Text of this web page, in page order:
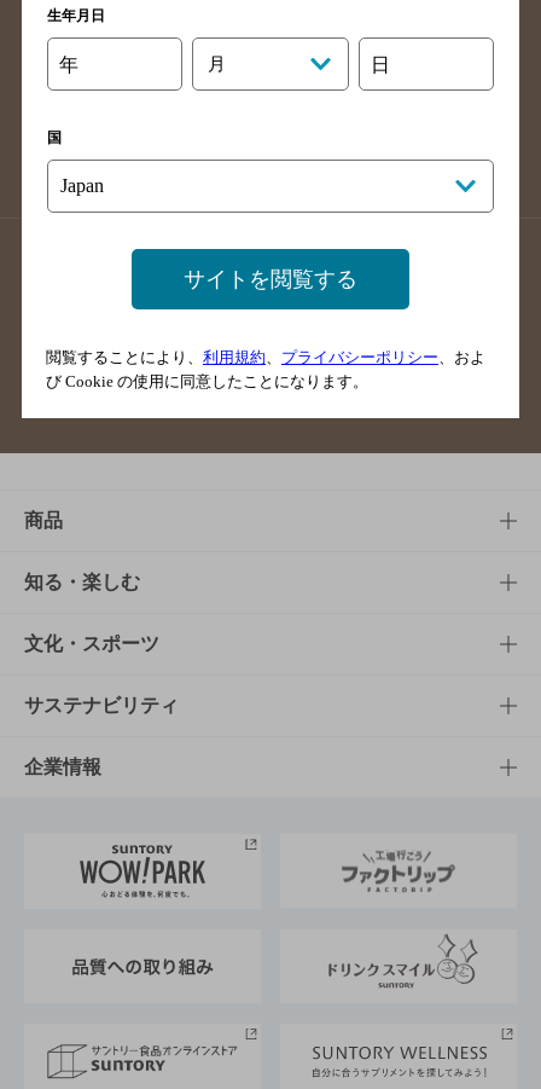
高知県のバー検索
長崎県のバー検索
佐賀県のバー検索
大分県のバー検索
熊本県のバー検索
商品
商品TOP
商品一覧
商品発売情報
栄養成分一覧
知る・楽しむ
知る・楽しむTOP
キャンペーン
工場見学
地域情報
文化・スポーツ
文化・スポーツTOP
サントリーホール
サントリーサンバーズ大阪
サステナビリティ
サステナビリティTOP
サントリーが考えるサステナビリティ経営
企業情報
企業概要
採用情報
生年月日
年 月 日
国
サイトを閲覧する
閲覧することにより、 利用規約、 プライバシーポリシー、およ
び Cookie の使用に同意したことになります。